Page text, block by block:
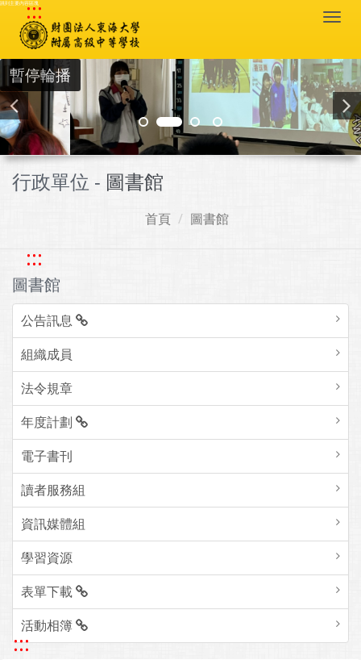
跳到主要內容區塊
:::
暫停輪播
圖書館
:::
圖書館
公告訊息
組織成員
法令規章
年度計劃
電子書刊
讀者服務組
資訊媒體組
學習資源
表單下載